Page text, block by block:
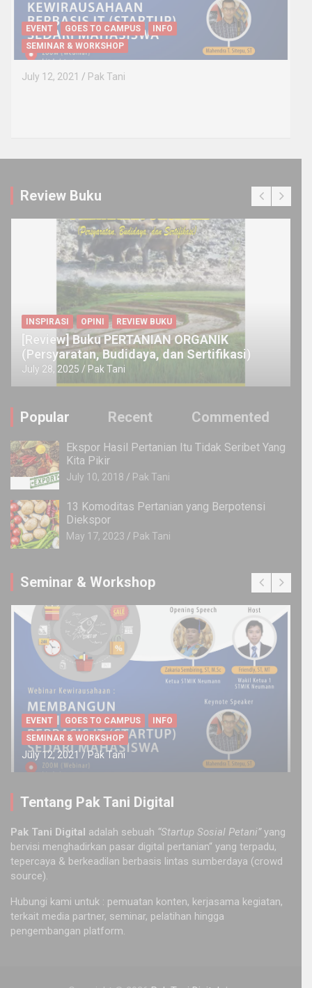
EVENT GOES TO CAMPUS
INFO
SEMINAR & WORKSHOP
July 12, 2021 Pak Tani
Review Buku
INSPIRASI OPINI REVIEW BUKU
[Review] Buku PERTANIAN ORGANIK
(Persyaratan, Budidaya, dan Sertifikasi)
July 28, 2025 Pak Tani
Popular Recent Commented
Ekspor Hasil Pertanian Itu Tidak Seribet Yang
Kita Pikir
July 10, 2018 Pak Tani
13 Komoditas Pertanian yang Berpotensi
Diekspor
May 17, 2023 Pak Tani
Seminar & Workshop
EVENT GOES TO CAMPUS
INFO
SEMINAR & WORKSHOP
July 12, 2021 Pak Tani
Tentang Pak Tani Digital
Pak Tani Digital adalah sebuah “Startup Sosial Petani”yang
bervisi menghadirkan pasar digital pertanian“ yang terpadu,
tepercaya & berkeadilan berbasis lintas sumberdaya (crowd
source).
Hubungi kami untuk : pemuatan konten, kerjasama kegiatan,
terkait media partner, seminar, pelatihan hingga
pengembangan platform.